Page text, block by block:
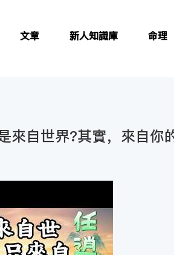
文章 新人知識庫 命理
來自世界?其實，來自